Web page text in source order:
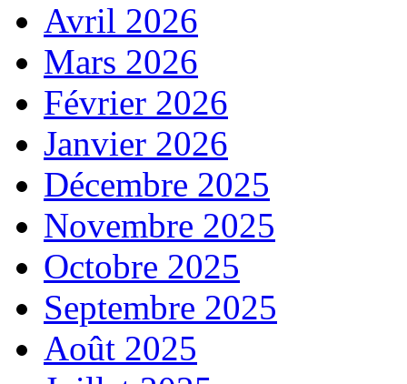
Avril 2026
Mars 2026
Février 2026
Janvier 2026
Décembre 2025
Novembre 2025
Octobre 2025
Septembre 2025
Août 2025